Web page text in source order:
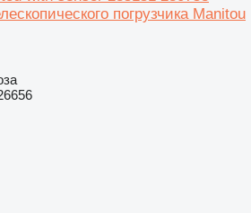
погрузчика Manitou